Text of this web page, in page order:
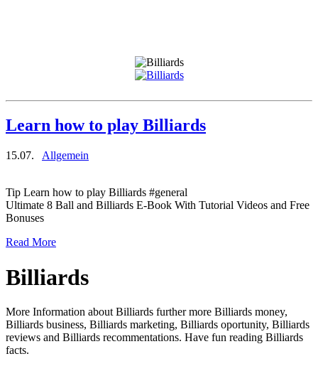
Learn how to play Billiards
15.07. Allgemein
Tip Learn how to play Billiards #general
Ultimate 8 Ball and Billiards E-Book With Tutorial Videos and Free
Bonuses
Read More
Billiards
More Information about Billiards further more Billiards money,
Billiards business, Billiards marketing, Billiards oportunity, Billiards
reviews and Billiards recommentations. Have fun reading Billiards
facts.